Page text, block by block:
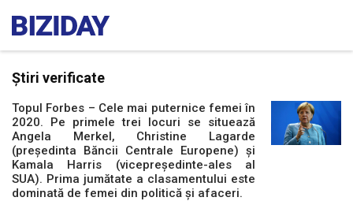
Știri verificate
Topul Forbes – Cele mai puternice femei în
2020. Pe primele trei locuri se situează
Angela Merkel, Christine Lagarde
(președinta Băncii Centrale Europene) și
Kamala Harris (vicepreședinte-ales al
SUA). Prima jumătate a clasamentului este
dominată de femei din politică și afaceri.